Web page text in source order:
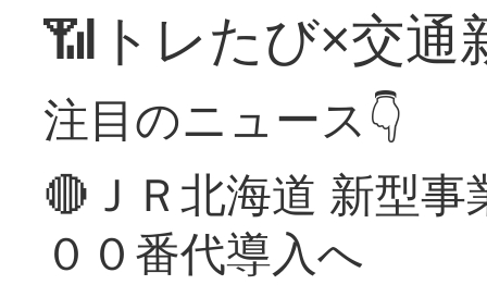
📶トレたび×交通
注目のニュース👇
🔴ＪＲ北海道 新型
００番代導入へ